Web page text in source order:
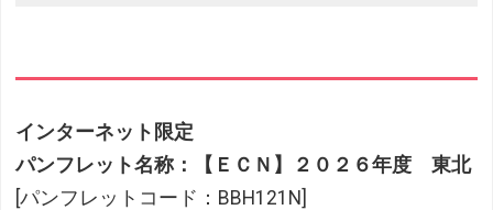
インターネット限定
パンフレット名称：【ＥＣＮ】２０２６年度 東北
[パンフレットコード：BBH121N]